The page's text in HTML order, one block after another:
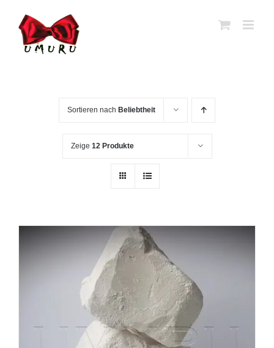
Inhalt
springen
Sortieren nach Beliebtheit
Zeige 12 Produkte